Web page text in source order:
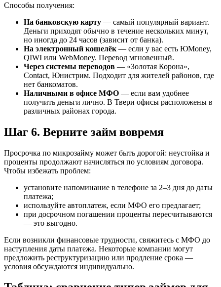
Способы получения:
На банковскую карту — самый популярный вариант.
Деньги приходят обычно в течение нескольких минут,
но иногда до 24 часов (зависит от банка).
На электронный кошелёк — если у вас есть ЮMoney,
QIWI или WebMoney. Перевод мгновенный.
Через системы переводов — «Золотая Корона»,
Contact, Юнистрим. Подходит для жителей районов, где
нет банкоматов.
Наличными в офисе МФО — если вам удобнее
получить деньги лично. В Твери офисы расположены в
различных районах города.
Шаг 6. Верните займ вовремя
Просрочка по микрозайму может быть дорогой: неустойка и
проценты продолжают начисляться по условиям договора.
Чтобы избежать проблем:
установите напоминание в телефоне за 2–3 дня до даты
платежа;
используйте автоплатеж, если МФО его предлагает;
при досрочном погашении проценты пересчитываются
— это выгодно.
Если возникли финансовые трудности, свяжитесь с МФО до
наступления даты платежа. Некоторые компании могут
предложить реструктуризацию или продление срока —
условия обсуждаются индивидуально.